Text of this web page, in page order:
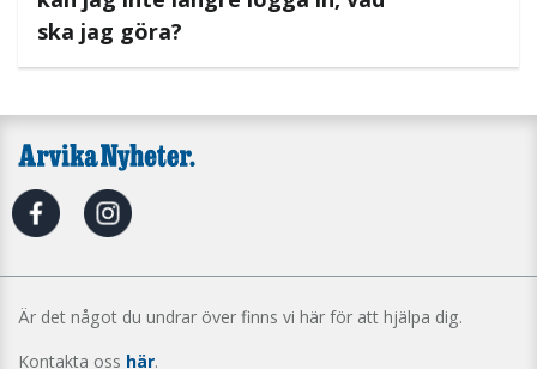
ska jag göra?
Är det något du undrar över finns vi här för att hjälpa dig.
Kontakta oss här.